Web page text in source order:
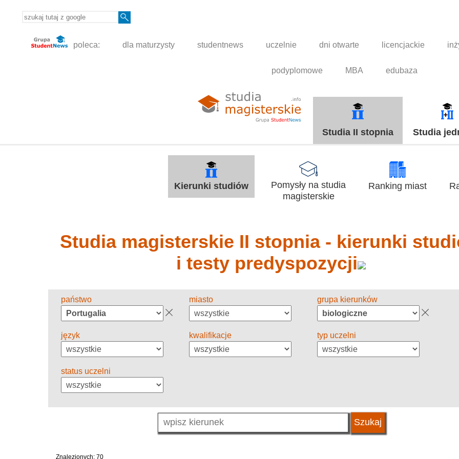
poleca: dla maturzysty studentnews uczelnie dni otwarte licencjackie
podyplomowe MBA edubaza
Studia II stopnia Studia
Kierunki studiów
Pomysły na studia
magisterskie
Ranking miast
Studia magisterskie II stopnia - kierunki
i testy predyspozycji
państwo miasto grupa kierunków
język kwalifikacje typ uczelni
status uczelni
Znalezionych: 70